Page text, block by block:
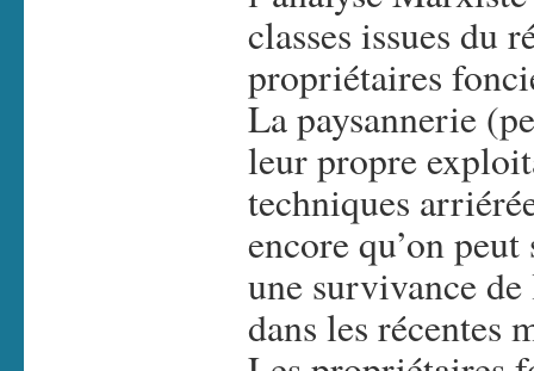
classes issues du
propriétaires
La paysannerie
leur propre
techniques
encore qu’on peut
une survivance
dans les récentes